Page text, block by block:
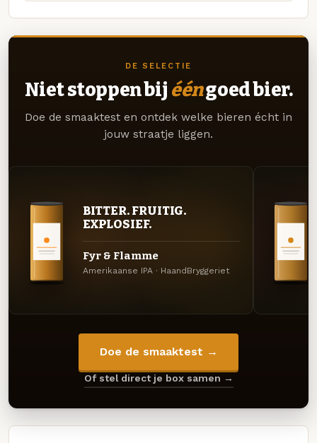
DE SELECTIE
Niet stoppen bij ééngoed bier.
Doe de smaaktest en ontdek welke bieren écht in
jouw straatje liggen.
BITTER. FRUITIG.
EXPLOSIEF.
Fyr & Flamme
Amerikaanse IPA · HaandBryggeriet
Doe de smaaktest →
Of stel direct je box samen →